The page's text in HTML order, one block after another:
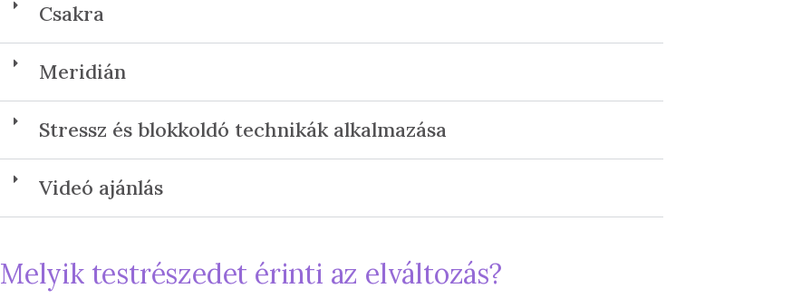
Csakra
Meridián
Stressz és blokkoldó technikák alkalmazása
Videó ajánlás
Melyik testrészedet érinti az elváltozás?